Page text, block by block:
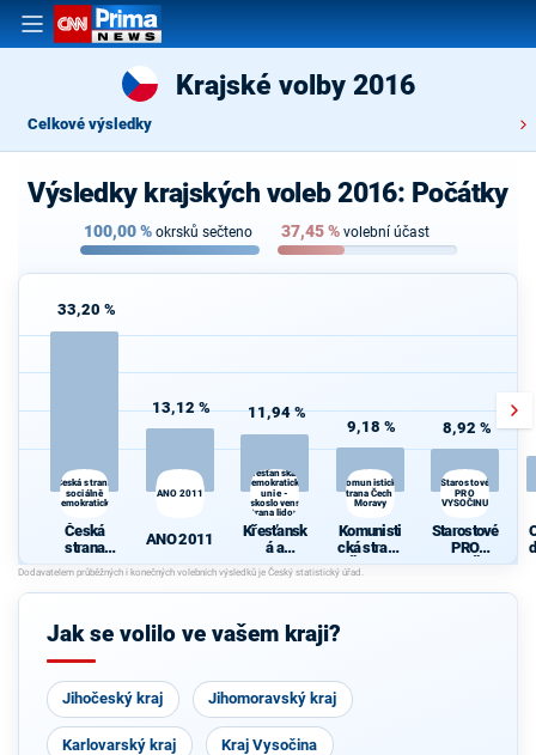
Krajské volby 2016
Celkové výsledky
Výsledky krajských voleb 2016: Počátky
100,00% okrsků sečteno 37,45% volební účast
33,20 %
Česká strana
sociálně
demokratická
Česká
strana
sociálně
demokrati
cká
13,12 %
ANO 2011
ANO 2011
11,94 %
Křesťanská a
demokratická
unie -
Československá
strana lidová
Křesťansk
á a
demokrati
cká unie -
Českoslov
strana
9,18 %
Komunistická
strana Čech a
Moravy
Komunisti
cká strana
Čech a
Moravy
8,92 %
Starostové
PRO
VYSOČINU
Starostové
PRO
VYSOČIN
Jak se volilo ve vašem kraji?
Jihočeský kraj Jihomoravský kraj
Karlovarský kraj Kraj Vysočina